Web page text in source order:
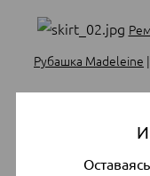
Рубашка Madeleine |
Очки